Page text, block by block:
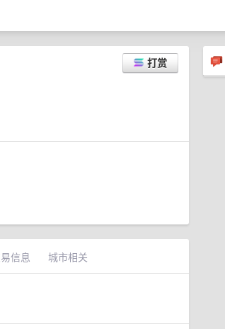
打赏
信息 城市相关